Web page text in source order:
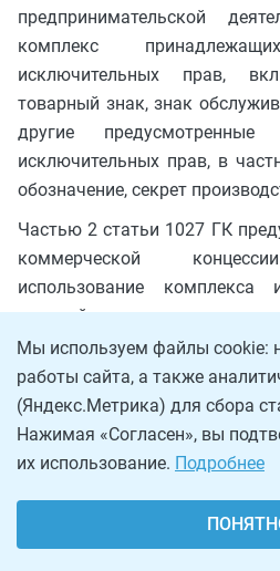
предпринимательской
комплекс
исключительных прав,
товарный знак, знак
другие
исключительных прав, в
обозначение, секрет
Частью 2 статьи 1027 ГК
коммерческой
использование комплекса
деловой репутации и
правообладателя в
частности, с
максимального объема
или без указания
применительно к
товаров, полученных от
произведенных
Мы используем файлы cookie:
работы сайта, а также
(Яндекс.Метрика) для сбора
Нажимая «Согласен», вы
их использование. Подробнее